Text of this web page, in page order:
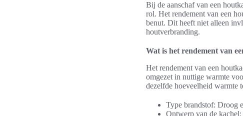
Bij de aanschaf van een
rol. Het rendement van een
benut. Dit heeft niet alleen
houtverbranding.
Wat is het rendement van
Het rendement van een
omgezet in nuttige warmte
dezelfde hoeveelheid warmte
Type brandstof: Droog
Ontwerp van de